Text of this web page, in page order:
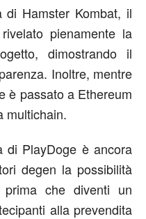
di Hamster Kombat, il
pienamente la
dimostrando il
Inoltre, mentre
è passato a Ethereum
multichain.
di PlayDoge è ancora
degen la possibilità
che diventi un
alla prevendita